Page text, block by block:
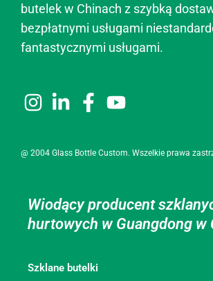
butelek w Chinach z szybką
bezpłatnymi usługami
fantastycznymi usługami.
@ 2004 Glass Bottle Custom. Wszelkie prawa
Wiodący producent
hurtowych w Guangdong w
Szklane butelki